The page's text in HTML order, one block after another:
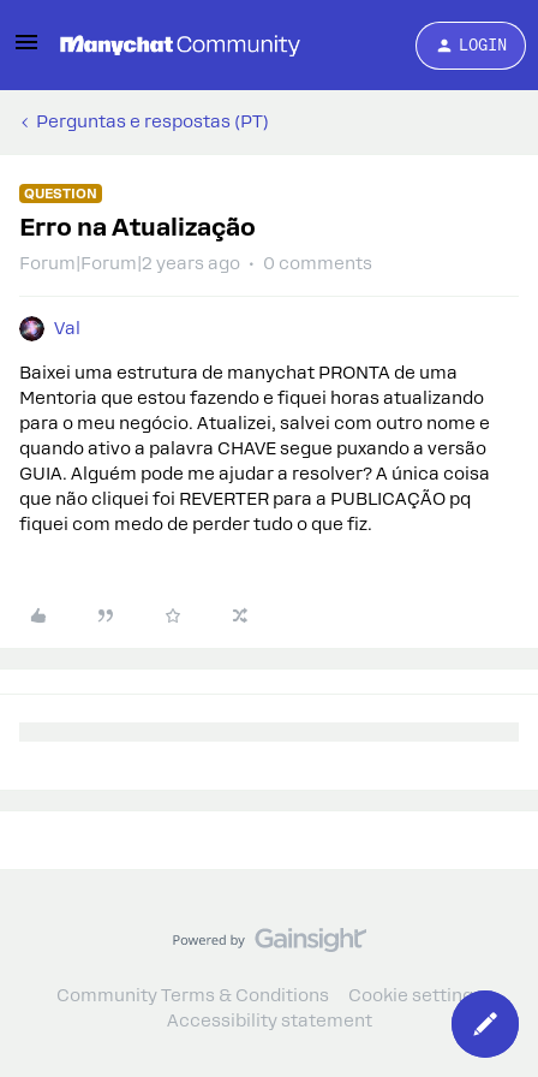
LOGIN
Perguntas e respostas (PT)
QUESTION
Erro na Atualização
Forum|Forum|2 years ago 0 comments
Val
Baixei uma estrutura de manychat PRONTA de uma
Mentoria que estou fazendo e fiquei horas atualizando
para o meu negócio. Atualizei, salvei com outro nome e
quando ativo a palavra CHAVE segue puxando a versão
GUIA. Alguém pode me ajudar a resolver? A única coisa
que não cliquei foi REVERTER para a PUBLICAÇÃO pq
fiquei com medo de perder tudo o que fiz.
Community Terms & Conditions
Cookie settings
Accessibility statement